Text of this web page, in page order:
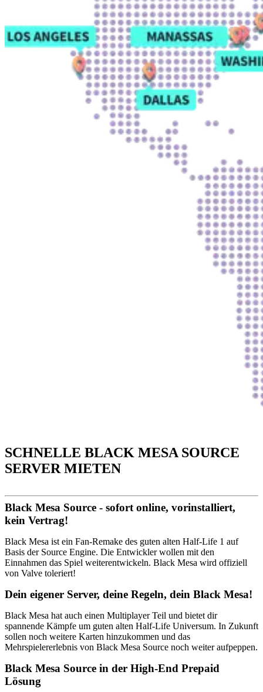
SCHNELLE BLACK MESA SOURCE
SERVER MIETEN
Black Mesa Source - sofort online, vorinstalliert,
kein Vertrag!
Black Mesa ist ein Fan-Remake des guten alten Half-Life 1 auf
Basis der Source Engine. Die Entwickler wollen mit den
Einnahmen das Spiel weiterentwickeln. Black Mesa wird offiziell
von Valve toleriert!
Dein eigener Server, deine Regeln, dein Black Mesa!
Black Mesa hat auch einen Multiplayer Teil und bietet dir
spannende Kämpfe um guten alten Half-Life Universum. In Zukunft
sollen noch weitere Karten hinzukommen und das
Mehrspielererlebnis von Black Mesa Source noch weiter aufpeppen.
Black Mesa Source in der High-End Prepaid
Lösung